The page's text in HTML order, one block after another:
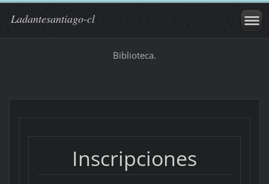
Ladantesantiago-cl
Biblioteca.
Inscripciones